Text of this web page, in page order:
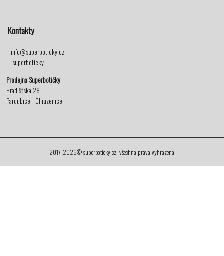
Kontakty
info@superboticky.cz
superboticky
Prodejna Superbotičky
Hradišťská 28
Pardubice - Ohrazenice
2017-2026© superboticky.cz, všechna práva vyhrazena